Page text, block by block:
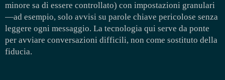
minore sa di essere controllato) con impostazioni granulari
—ad esempio, solo avvisi su parole chiave pericolose senza
leggere ogni messaggio. La tecnologia qui serve da ponte
per avviare conversazioni difficili, non come sostituto della
fiducia.